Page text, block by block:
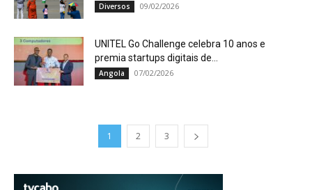
Diversos 09/02/2026
UNITEL Go Challenge celebra 10 anos e
premia startups digitais de...
Angola 07/02/2026
1 2 3